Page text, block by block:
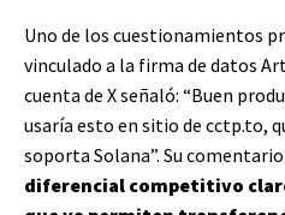
Uno de los cuestionamientos
vinculado a la firma de datos
cuenta de X señaló: “Buen
usaría esto en sitio de cctp.to,
soporta Solana”. Su
diferencial competitivo